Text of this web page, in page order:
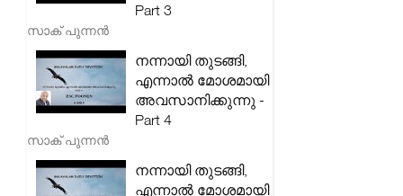
Part 3
സാക് പുന്നൻ
നന്നായി തുടങ്ങി,
എന്നാൽ മോശമായി
അവസാനിക്കുന്നു -
Part 4
സാക് പുന്നൻ
നന്നായി തുടങ്ങി,
എന്നാൽ മോശമായി